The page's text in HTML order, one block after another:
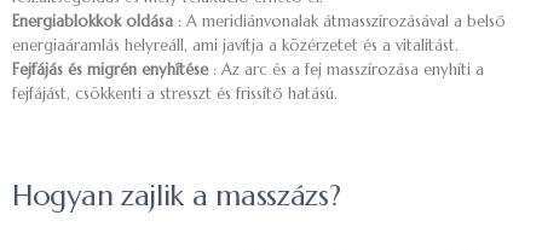
Energiablokkok oldása : A meridiánvonalak átmasszírozásával a belső
energiaáramlás helyreáll, ami javítja a közérzetet és a vitalitást.
Fejfájás és migrén enyhítése: Az arc és a fej masszírozása enyhíti a
fejfájást, csökkenti a stresszt és frissítő hatású.
Hogyan zajlik a masszázs?